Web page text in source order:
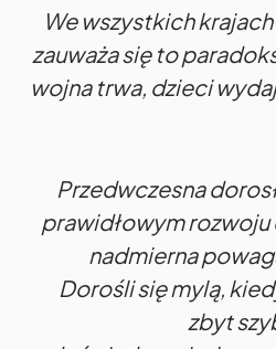
We wszystkich
zauważa się to
wojna trwa, dzieci
Przedwczesna
prawidłowym rozwoju
nadmierna
Dorośli się mylą,
zbyt